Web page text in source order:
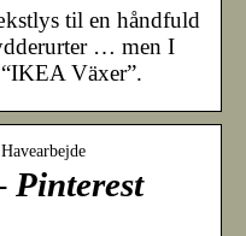
til en håndfuld
… men I
Växer”.
Pinterest